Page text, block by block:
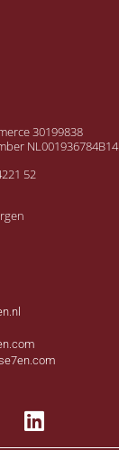
30199838
NL001936784B14
52